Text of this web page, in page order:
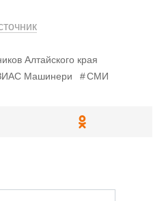
Алтайского края
Машинери СМИ